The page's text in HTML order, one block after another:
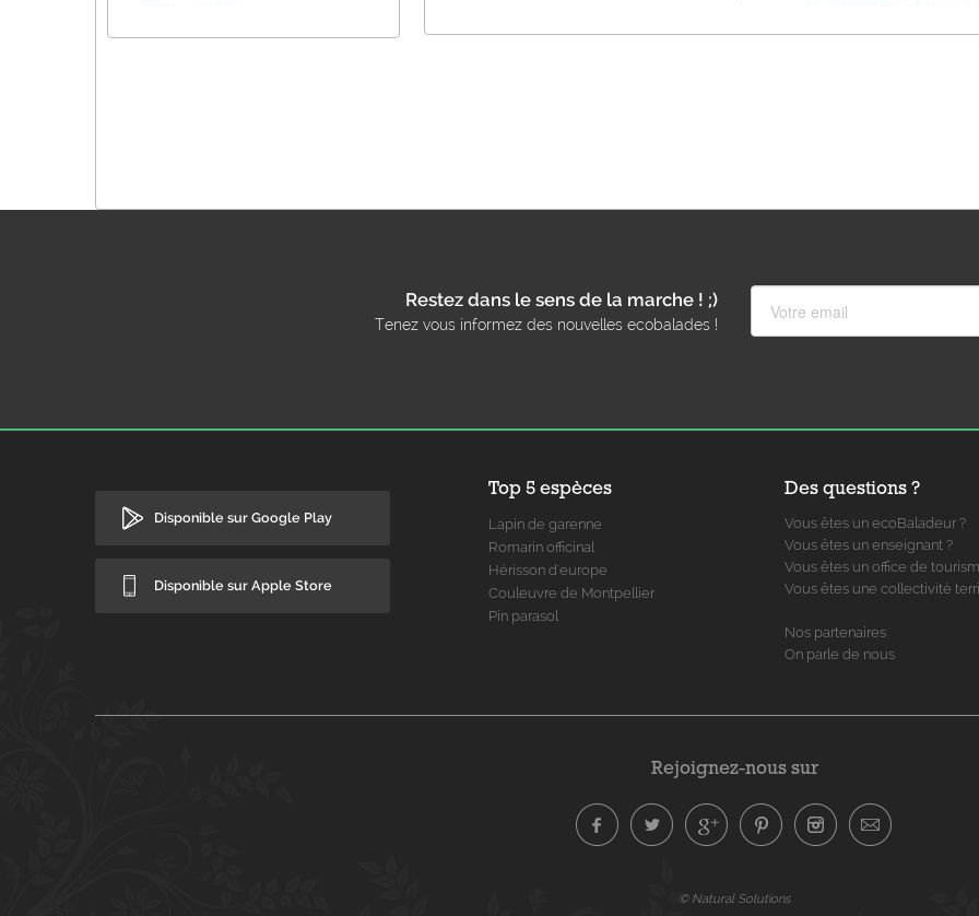
Restez dans le sens de la marche ! ;)
Tenez vous informez des nouvelles ecobalades !
Disponible sur Google Play
Disponible sur Apple Store
Top 5 espèces
Lapin de garenne
Romarin officinal
Hérisson d'europe
Couleuvre de Montpellier
Pin parasol
Des questions ?
Vous êtes un ecoBaladeur ?
Vous êtes un enseignant ?
Vous êtes un office de
Vous êtes une collectivité
Nos partenaires
On parle de nous
Rejoignez-nous sur
© Natural Solutions